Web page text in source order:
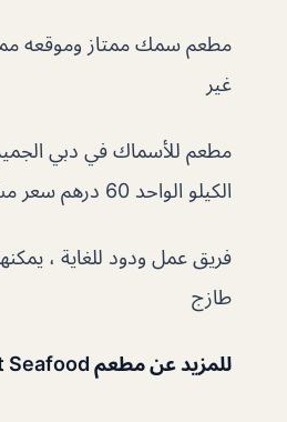
مطعم سمك ممتاز وموقعه
غير
مطعم للأسماك في دبي
الكيلو الواحد 60 درهم سعر مش معقول فقط أجور الشوي ….
فريق عمل ودود للغاية ،
طازج
للمزيد عن مطعم Seafood